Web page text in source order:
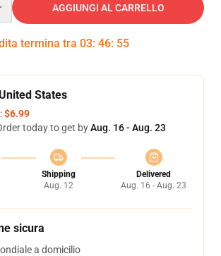
AGGIUNGI AL CARRELLO
termina tra 03: 46: 54
States
$6.99
today to get byAug. 16 - Aug. 23
Shipping
Aug. 12
Delivered
Aug. 16 - Aug. 23
sicura
a domicilio